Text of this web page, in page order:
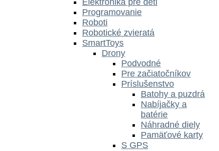
Programovanie
Roboti
Robotické zvieratá
SmartToys
Drony
Podvodné
Pre začiatočníkov
Príslušenstvo
Batohy a puzdrá
Nabíjačky a
batérie
Náhradné diely
Pamäťové karty
S GPS